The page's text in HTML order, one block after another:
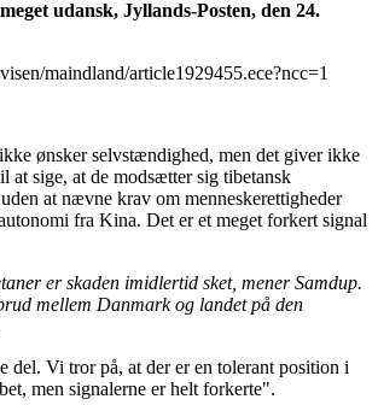
udansk, Jyllands-Posten, den 24.
maindland/article1929455.ece?ncc=1
ønsker selvstændighed, men det giver ikke
at sige, at de modsætter sig tibetansk
at nævne krav om menneskerettigheder
fra Kina. Det er et meget forkert signal
er skaden imidlertid sket, mener Samdup.
mellem Danmark og landet på den
del. Vi tror på, at der er en tolerant position i
men signalerne er helt forkerte".